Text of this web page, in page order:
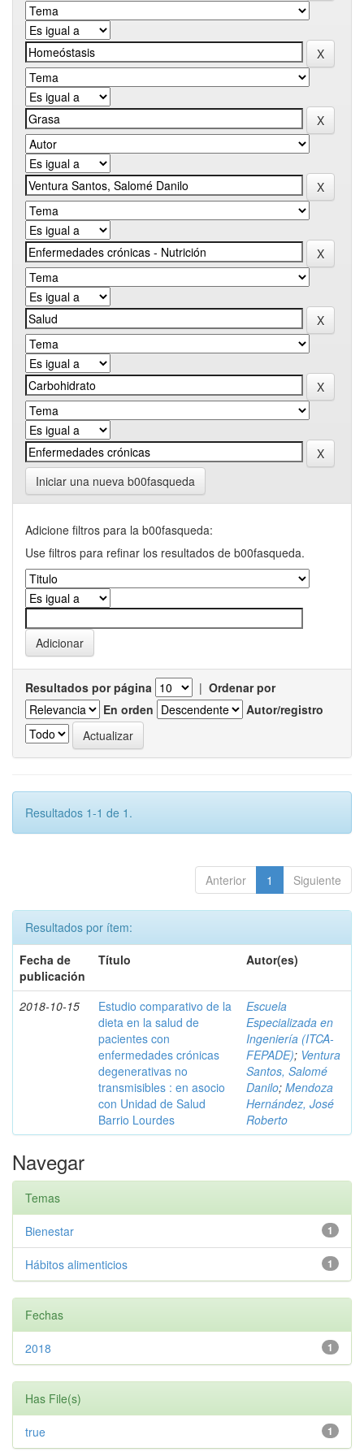
Iniciar una nueva b00fasqueda
Adicione filtros para la b00fasqueda:
Use filtros para refinar los resultados de b00fasqueda.
Resultados por página | Ordenar por
En orden
Autor/registro
Resultados 1-1 de 1.
Anterior 1 Siguiente
Resultados por ítem:
Fecha de
publicación
Título Autor(es)
2018-10-15
Estudio comparativo de la
dieta en la salud de
pacientes con
enfermedades crónicas
degenerativas no
transmisibles : en asocio
con Unidad de Salud
Barrio Lourdes
Escuela
Especializada en
Ingeniería (ITCA-
FEPADE); Ventura
Santos, Salomé
Danilo; Mendoza
Hernández, José
Roberto
Navegar
Temas
1
Bienestar
1
Hábitos alimenticios
Fechas
1
2018
Has File(s)
1
true